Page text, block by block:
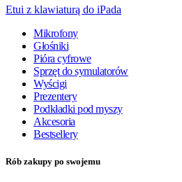
Etui z klawiaturą do iPada
Mikrofony
Głośniki
Pióra cyfrowe
Sprzęt do symulatorów
Wyścigi
Prezentery
Podkładki pod myszy
Akcesoria
Bestsellery
Rób zakupy po swojemu